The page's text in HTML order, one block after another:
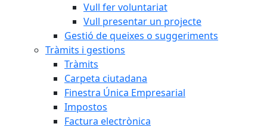
Vull fer voluntariat
Vull presentar un projecte
Gestió de queixes o suggeriments
Tràmits i gestions
Tràmits
Carpeta ciutadana
Finestra Única Empresarial
Impostos
Factura electrònica